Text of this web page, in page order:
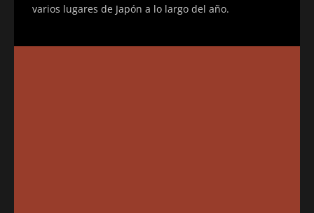
varios lugares de Japón a lo largo del año.